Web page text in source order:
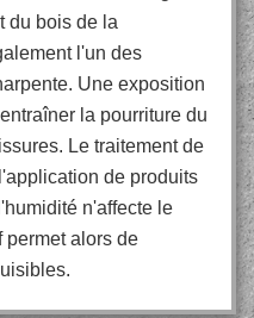
du bois de la
l'un des
Une exposition
la pourriture du
Le traitement de
de produits
n'affecte le
permet alors de